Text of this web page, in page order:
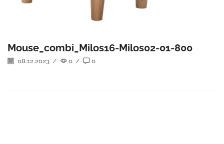
Mouse_combi_Milos16-Milos02-01-800
08.12.2023 / 0 / 0